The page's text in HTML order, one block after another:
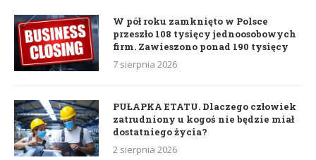
W pół roku zamknięto w Polsce
przeszło 108 tysięcy jednoosobowych
firm. Zawieszono ponad 190 tysięcy
7 sierpnia 2026
PUŁAPKA ETATU. Dlaczego człowiek
zatrudniony u kogoś nie będzie miał
dostatniego życia?
2 sierpnia 2026